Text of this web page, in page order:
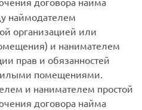
наймодателем
организацией или
и нанимателем
прав и обязанностей
помещениями.
и нанимателем простой
договора найма